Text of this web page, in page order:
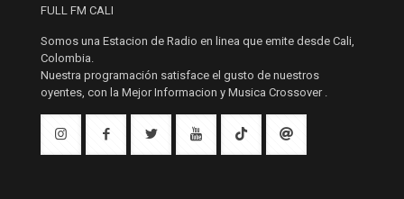
FULL FM CALI
Somos una Estacion de Radio en linea que emite desde Cali,
Colombia.
Nuestra programación satisface el gusto de nuestros
oyentes, con la Mejor Informacion y Musica Crossover .